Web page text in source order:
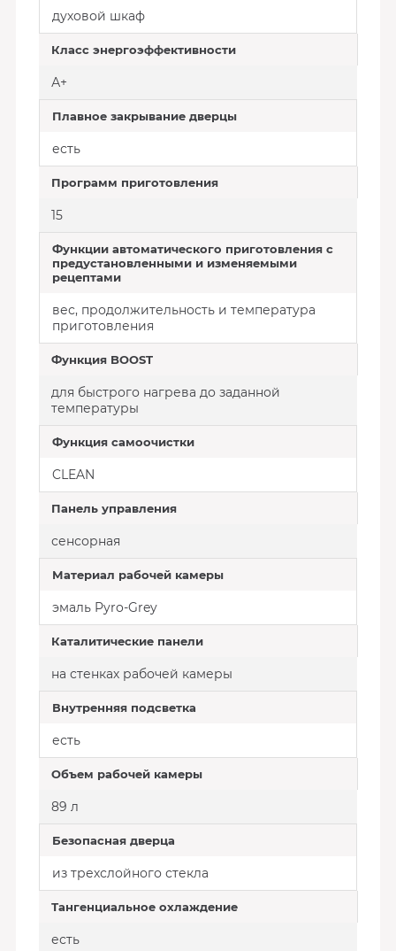
духовой шкаф
Класс энергоэффективности
А+
Плавное закрывание дверцы
есть
Программ приготовления
15
Функции автоматического приготовления с
предустановленными и изменяемыми
рецептами
вес, продолжительность и температура
приготовления
Функция BOOST
для быстрого нагрева до заданной
температуры
Функция самоочистки
CLEAN
Панель управления
сенсорная
Материал рабочей камеры
эмаль Pyro-Grey
Каталитические панели
на стенках рабочей камеры
Внутренняя подсветка
есть
Объем рабочей камеры
89 л
Безопасная дверца
из трехслойного стекла
Тангенциальное охлаждение
есть